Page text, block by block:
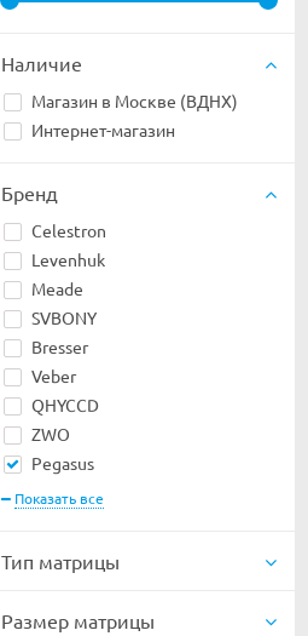
Наличие
Магазин в Москве (ВДНХ)
Интернет-магазин
Бренд
Celestron
Levenhuk
Meade
SVBONY
Bresser
Veber
QHYCCD
ZWO
Pegasus
Показать все
Тип матрицы
Размер матрицы